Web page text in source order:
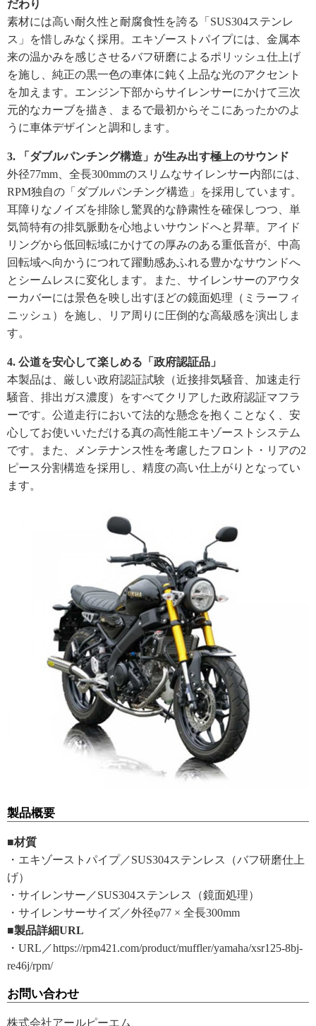
だわり
素材には高い耐久性と耐腐食性を誇る「SUS304ステンレ
ス」を惜しみなく採用。エキゾーストパイプには、金属本
来の温かみを感じさせるバフ研磨によるポリッシュ仕上げ
を施し、純正の黒一色の車体に鈍く上品な光のアクセント
を加えます。エンジン下部からサイレンサーにかけて三次
元的なカーブを描き、まるで最初からそこにあったかのよ
うに車体デザインと調和します。
3. 「ダブルパンチング構造」が生み出す極上のサウンド
外径77mm、全長300mmのスリムなサイレンサー内部には、
RPM独自の「ダブルパンチング構造」を採用しています。
耳障りなノイズを排除し驚異的な静粛性を確保しつつ、単
気筒特有の排気脈動を心地よいサウンドへと昇華。アイド
リングから低回転域にかけての厚みのある重低音が、中高
回転域へ向かうにつれて躍動感あふれる豊かなサウンドへ
とシームレスに変化します。また、サイレンサーのアウタ
ーカバーには景色を映し出すほどの鏡面処理（ミラーフィ
ニッシュ）を施し、リア周りに圧倒的な高級感を演出しま
す。
4. 公道を安心して楽しめる「政府認証品」
本製品は、厳しい政府認証試験（近接排気騒音、加速走行
騒音、排出ガス濃度）をすべてクリアした政府認証マフラ
ーです。公道走行において法的な懸念を抱くことなく、安
心してお使いいただける真の高性能エキゾーストシステム
です。また、メンテナンス性を考慮したフロント・リアの2
ピース分割構造を採用し、精度の高い仕上がりとなってい
ます。
製品概要
■材質
・エキゾーストパイプ／SUS304ステンレス（バフ研磨仕上
げ）
・サイレンサー／SUS304ステンレス（鏡面処理）
・サイレンサーサイズ／外径φ77 × 全長300mm
■製品詳細URL
・URL／https://rpm421.com/product/muffler/yamaha/xsr125-8bj-
re46j/rpm/
お問い合わせ
株式会社アールピーエム